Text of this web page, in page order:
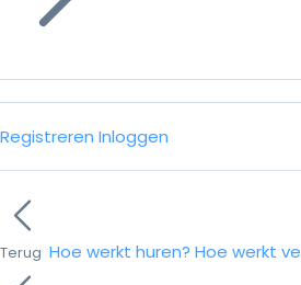
Registreren Inloggen
Terug Hoe werkt huren? Hoe werkt